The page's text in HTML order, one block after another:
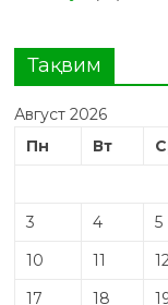
Тақвим
Август 2026
Пн
Вт
3
4 5
10
11
17
18